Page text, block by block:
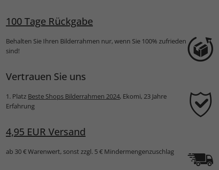
100 Tage Rückgabe
Behalten Sie Ihren Bilderrahmen nur, wenn Sie 100% zufrieden
sind!
Vertrauen Sie uns
1. Platz Beste Shops Bilderrahmen 2024, Ekomi, 23 Jahre
Erfahrung
4,95 EUR Versand
ab 30 € Warenwert, sonst zzgl. 5 € Mindermengenzuschlag